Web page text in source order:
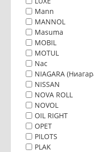
Mann
MANNOL
Masuma
MOBIL
MOTUL
Nac
NIAGARA
NISSAN
NOVA ROLL
NOVOL
OIL RIGHT
OPET
PILOTS
PLAK